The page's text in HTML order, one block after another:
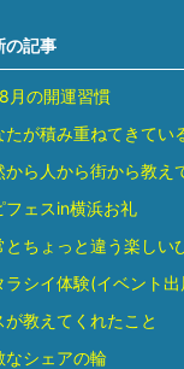
の記事
月の開運習慣
たが積み重ねてきてい
から人から街から教え
フェスin横浜お礼
とちょっと違う楽しい
ラシイ体験(イベント
が教えてくれたこと
なシェアの輪